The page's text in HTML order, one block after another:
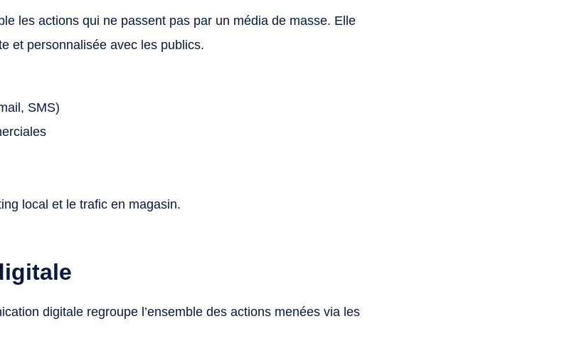
les actions qui ne passent pas par un média de masse. Elle
et personnalisée avec les publics.
SMS)
local et le trafic en magasin.
digitale regroupe l’ensemble des actions menées via les